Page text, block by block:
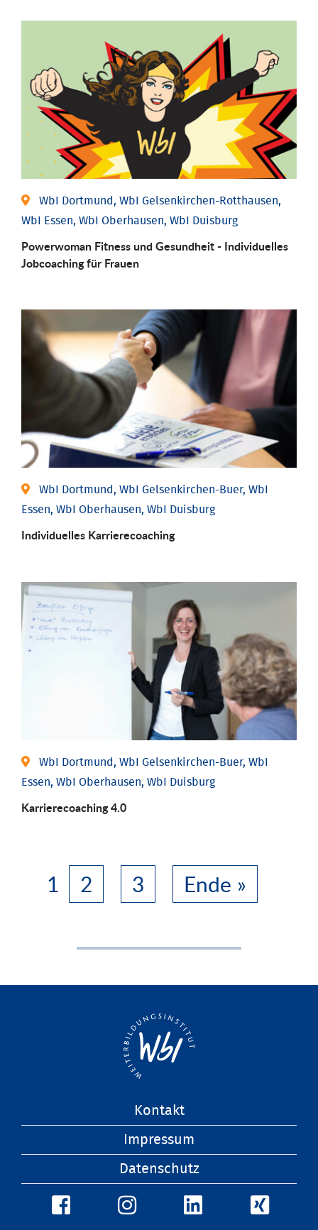
WbI Dortmund, WbI Gelsenkirchen-Rotthausen,
WbI Essen, WbI Oberhausen, WbI Duisburg
Powerwoman Fitness und Gesund­heit - Individu­elles
Job­coaching für Frauen
WbI Dortmund, WbI Gelsenkirchen-Buer, WbI
Essen, WbI Oberhausen, WbI Duisburg
Individu­elles Karrierecoaching
WbI Dortmund, WbI Gelsenkirchen-Buer, WbI
Essen, WbI Oberhausen, WbI Duisburg
Karriere­coaching 4.0
1 2 3 Ende »
Kontakt
Impressum
Datenschutz